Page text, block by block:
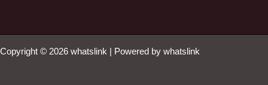
Copyright © 2026 whatslink | Powered by whatslink